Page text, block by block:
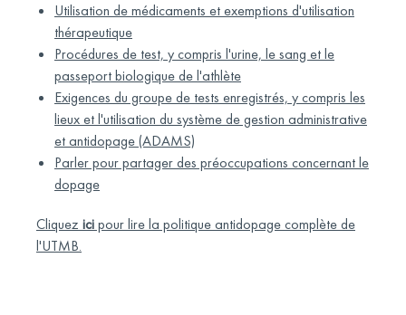
Utilisation de médicaments et exemptions d'utilisation
thérapeutique
Procédures de test, y compris l'urine, le sang et le
passeport biologique de l'athlète
Exigences du groupe de tests enregistrés, y compris les
lieux et l'utilisation du système de gestion administrative
et antidopage (ADAMS)
Parler pour partager des préoccupations concernant le
dopage
Cliquez icipour lire la politique antidopage complète de
l'UTMB.